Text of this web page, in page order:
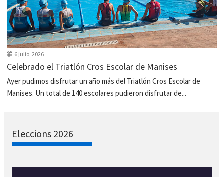
6 julio, 2026
Celebrado el Triatlón Cros Escolar de Manises
Ayer pudimos disfrutar un año más del Triatlón Cros Escolar de
Manises. Un total de 140 escolares pudieron disfrutar de...
Eleccions 2026